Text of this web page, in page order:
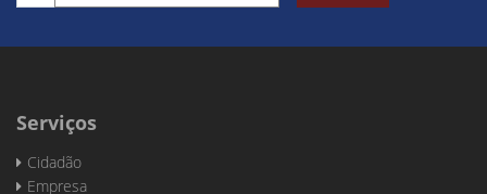
Serviços
Cidadão
Empresa